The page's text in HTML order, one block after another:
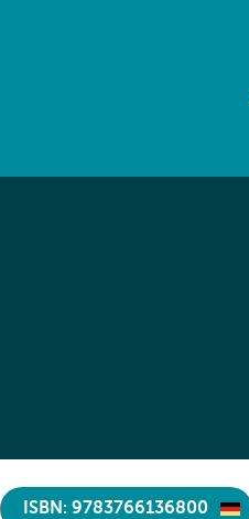
ISBN: 9783766136800